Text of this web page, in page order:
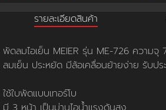
รายละเอียดสินค้า
คณะกรรมการบริหาร
การคืนเงินและคืนสินค้า
ทวียนต์ 53 สาขา